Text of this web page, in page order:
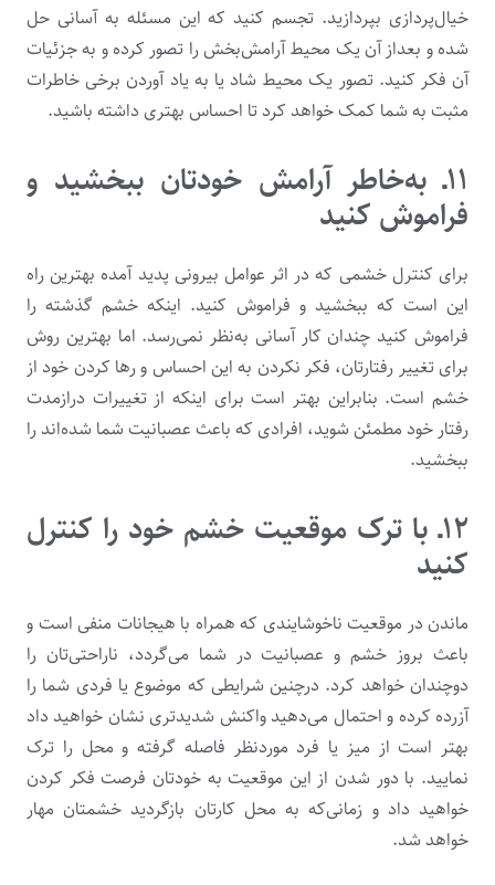
خیال‌پردازی بپردازید. تجسم کنید که این مسئله به آسانی حل
شده و بعداز آن یک محیط آرامش‌بخش را تصور کرده و به جزئیات
آن فکر کنید. تصور یک محیط شاد یا به یاد آوردن برخی خاطرات
مثبت به شما کمک خواهد کرد تا احساس بهتری داشته باشید.
۱۱ـ به‌خاطر آرامش خودتان ببخشید و
فراموش کنید
برای کنترل خشمی که در اثر عوامل‌ بیرونی پدید آمده بهترین راه
این است که ببخشید و فراموش کنید. اینکه خشم گذشته را
فراموش کنید چندان کار آسانی به‌نظر نمی‌رسد. اما بهترین روش
برای تغییر رفتارتان، فکر نکردن به این احساس و رها کردن خود از
خشم است. بنابراین بهتر است برای اینکه از تغییرات دراز‌مدت
رفتار خود مطمئن شوید، افرادی که باعث عصبانیت شما شده‌اند را
ببخشید.
۱۲ـ با ترک موقعیت خشم خود را کنترل
کنید
ماندن در موقعیت ناخوشایندی که همراه با هیجانات منفی است و
باعث بروز خشم و عصبانیت در شما می‌گردد، ناراحتی‌تان را
دوچندان خواهد کرد. درچنین شرایطی که موضوع یا فردی شما را
آزرده کرده و احتمال می‌دهید واکنش شدیدتری نشان خواهید داد
بهتر است از میز یا فرد موردنظر فاصله گرفته و محل را ترک
نمایید. با دور شدن از این موقعیت به خودتان فرصت فكر كردن
خواهید داد و زمانی‌که به محل کارتان بازگردید خشمتان مهار
خواهد شد.